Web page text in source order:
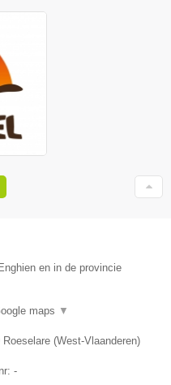
en in de provincie
maps ▼
Roeselare (West-Vlaanderen)
-